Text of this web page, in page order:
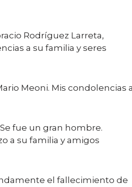
Rodríguez Larreta,
a su familia y seres
Meoni. Mis condolencias a
fue un gran hombre.
a su familia y amigos
el fallecimiento de